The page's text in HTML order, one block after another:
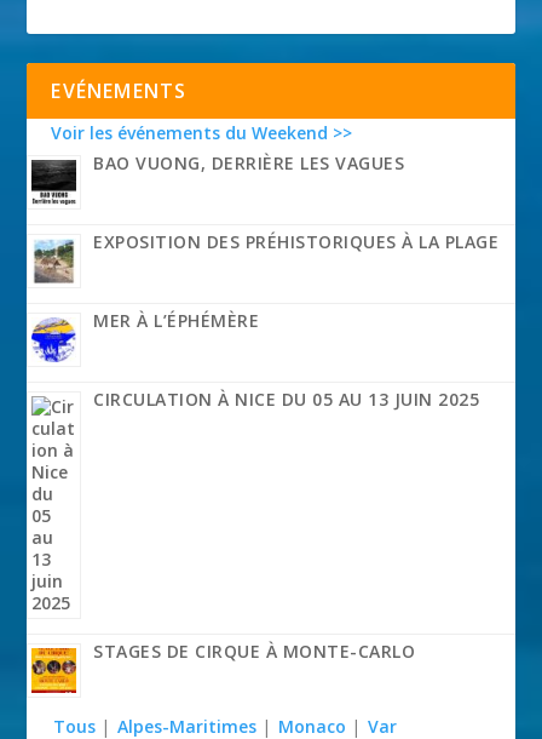
EVÉNEMENTS
Voir les événements du Weekend >>
BAO VUONG, DERRIÈRE LES VAGUES
EXPOSITION DES PRÉHISTORIQUES À LA PLAGE
MER À L’ÉPHÉMÈRE
CIRCULATION À NICE DU 05 AU 13 JUIN 2025
STAGES DE CIRQUE À MONTE-CARLO
Tous | Alpes-Maritimes | Monaco | Var